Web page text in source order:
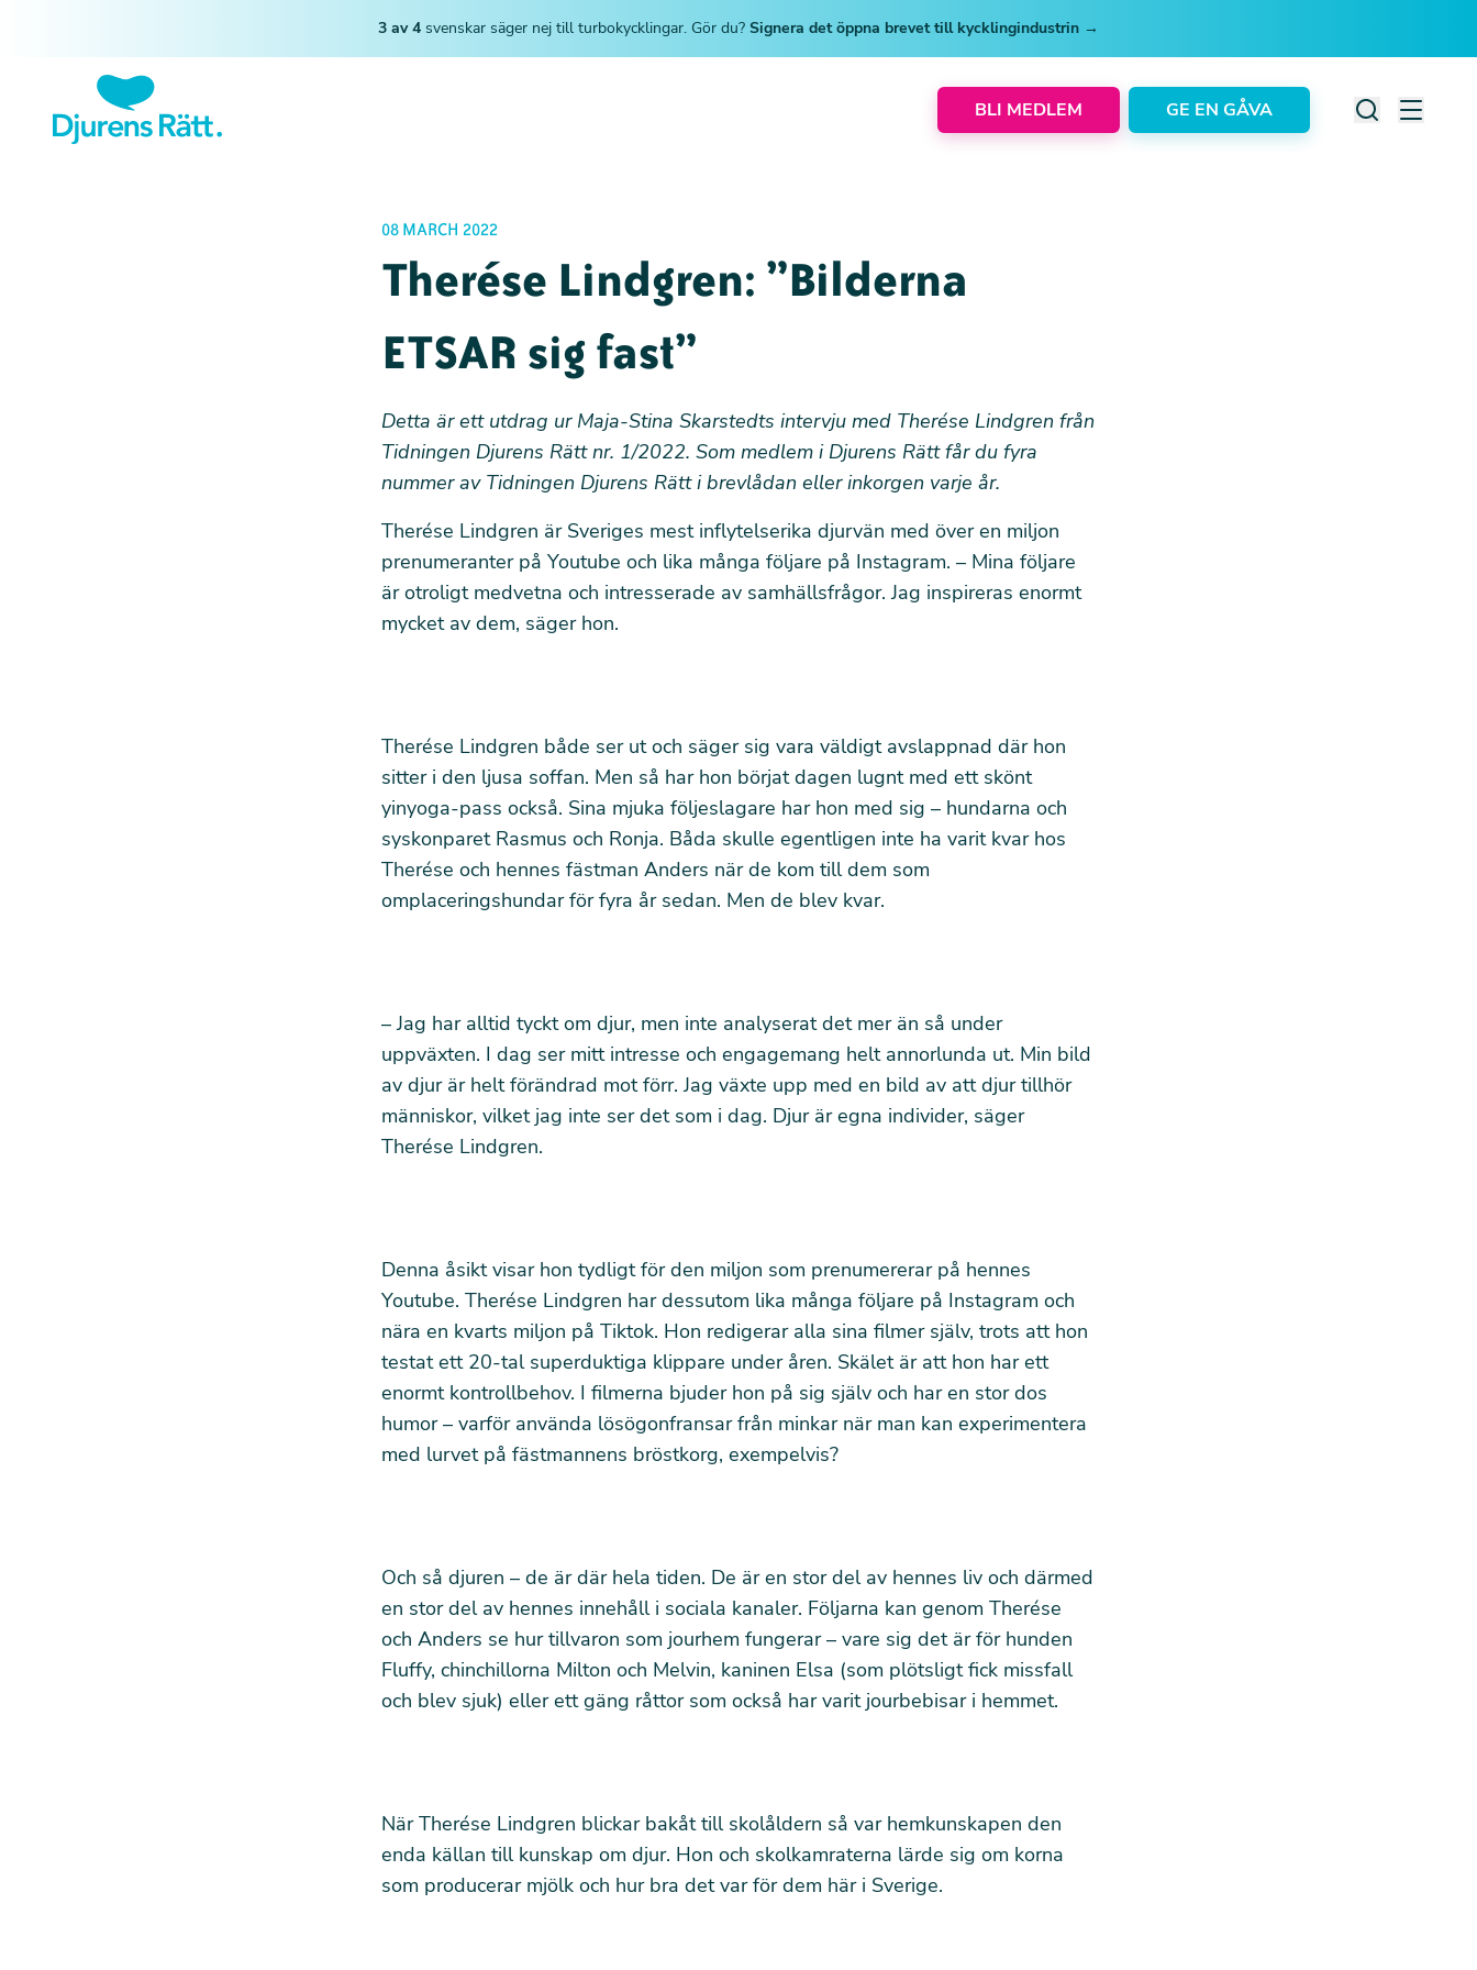
3 av 4 svenskar säger nej till turbokycklingar. Gör du? Signera det öppna brevet till kycklingindustrin →
BLI MEDLEM GE EN GÅVA
08 MARCH 2022
Therése Lindgren: ”Bilderna
ETSAR sig fast”
Detta är ett utdrag ur Maja-Stina Skarstedts intervju med Therése Lindgren från
Tidningen Djurens Rätt nr. 1/2022. Som medlem i Djurens Rätt får du fyra
nummer av Tidningen Djurens Rätt i brevlådan eller inkorgen varje år.
Therése Lindgren är Sveriges mest inflytelserika djurvän med över en miljon
prenumeranter på Youtube och lika många följare på Instagram. – Mina följare
är otroligt medvetna och intresserade av samhällsfrågor. Jag inspireras enormt
mycket av dem, säger hon.
Therése Lindgren både ser ut och säger sig vara väldigt avslappnad där hon
sitter i den ljusa soffan. Men så har hon börjat dagen lugnt med ett skönt
yinyoga-pass också. Sina mjuka följeslagare har hon med sig – hundarna och
syskonparet Rasmus och Ronja. Båda skulle egentligen inte ha varit kvar hos
Therése och hennes fästman Anders när de kom till dem som
omplaceringshundar för fyra år sedan. Men de blev kvar.
– Jag har alltid tyckt om djur, men inte analyserat det mer än så under
uppväxten. I dag ser mitt intresse och engagemang helt annorlunda ut. Min bild
av djur är helt förändrad mot förr. Jag växte upp med en bild av att djur tillhör
människor, vilket jag inte ser det som i dag. Djur är egna individer, säger
Therése Lindgren.
Denna åsikt visar hon tydligt för den miljon som prenumererar på hennes
Youtube. Therése Lindgren har dessutom lika många följare på Instagram och
nära en kvarts miljon på Tiktok. Hon redigerar alla sina filmer själv, trots att hon
testat ett 20-tal superduktiga klippare under åren. Skälet är att hon har ett
enormt kontrollbehov. I filmerna bjuder hon på sig själv och har en stor dos
humor – varför använda lösögonfransar från minkar när man kan experimentera
med lurvet på fästmannens bröstkorg, exempelvis?
Och så djuren – de är där hela tiden. De är en stor del av hennes liv och därmed
en stor del av hennes innehåll i sociala kanaler. Följarna kan genom Therése
och Anders se hur tillvaron som jourhem fungerar – vare sig det är för hunden
Fluffy, chinchillorna Milton och Melvin, kaninen Elsa (som plötsligt fick missfall
och blev sjuk) eller ett gäng råttor som också har varit jourbebisar i hemmet.
När Therése Lindgren blickar bakåt till skolåldern så var hemkunskapen den
enda källan till kunskap om djur. Hon och skolkamraterna lärde sig om korna
som producerar mjölk och hur bra det var för dem här i Sverige.